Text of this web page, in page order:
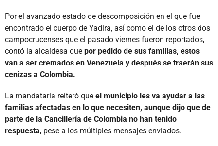
Por el avanzado estado de descomposición en el que fue
encontrado el cuerpo de Yadira, así como el de los otros dos
campocrucenses que el pasado viernes fueron reportados,
contó la alcaldesa que por pedido de sus familias, estos
van a ser cremados en Venezuela y después se traerán sus
cenizas a Colombia.
La mandataria reiteró que el municipio les va ayudar a las
familias afectadas en lo que necesiten, aunque dijo que de
parte de la Cancillería de Colombia no han tenido
respuesta, pese a los múltiples mensajes enviados.